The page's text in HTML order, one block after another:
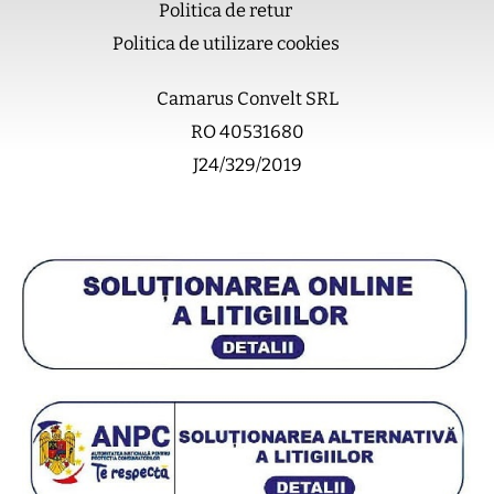
Politica de retur
Politica de utilizare cookies
Camarus Convelt SRL
RO 40531680
J24/329/2019